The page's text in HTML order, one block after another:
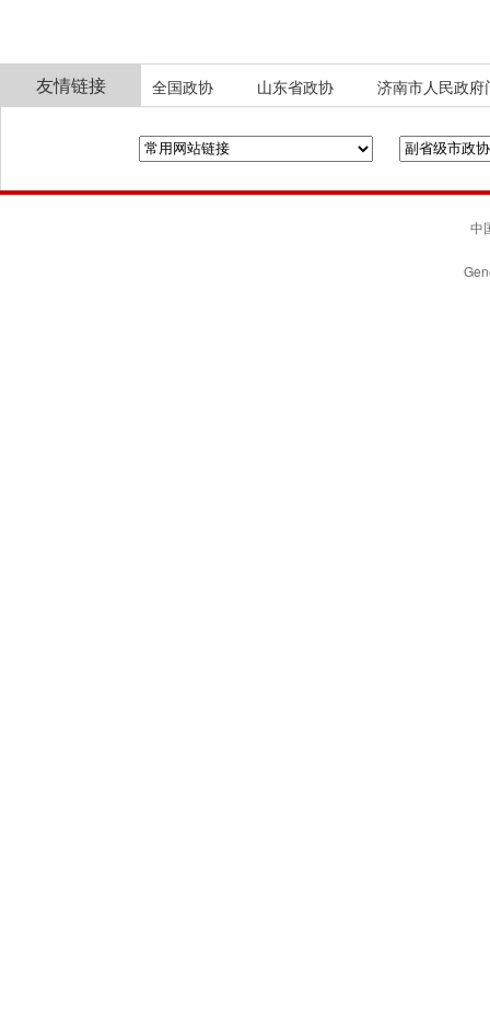
友情链接 全国政协 山东省政协 济南市人民政府
中